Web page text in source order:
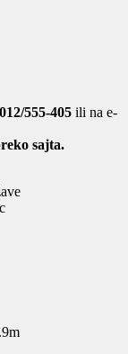
012/555-405 ili na e-
sajta.